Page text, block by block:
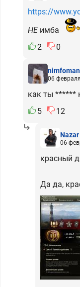
https://
НЕимба
2
0
06
как ты ******
5
12
Nazar
06
красный
Да да,